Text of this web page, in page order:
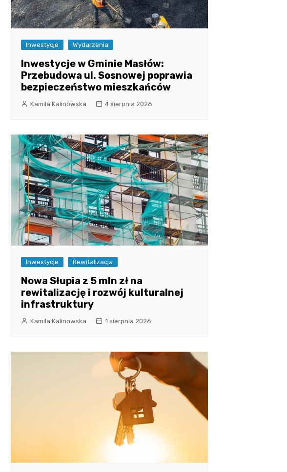
Inwestycje Wydarzenia
Inwestycje w Gminie Masłów:
Przebudowa ul. Sosnowej poprawia
bezpieczeństwo mieszkańców
Kamila Kalinowska 4 sierpnia 2026
Inwestycje Rewitalizacja
Nowa Słupia z 5 mln zł na
rewitalizację i rozwój kulturalnej
infrastruktury
Kamila Kalinowska 1 sierpnia 2026